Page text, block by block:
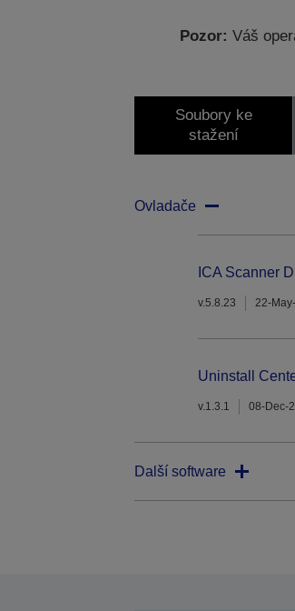
Pozor: Váš
Soubory ke
stažení
Ovladače
ICA Scanner
v.5.8.23 22-
Uninstall
v.1.3.1 08-Dec-
Další software